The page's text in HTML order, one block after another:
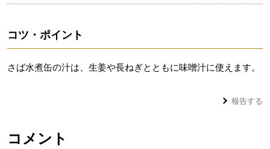
コツ・ポイント
さば水煮缶の汁は、生姜や長ねぎとともに味噌汁に使えます。
報告する
コメント